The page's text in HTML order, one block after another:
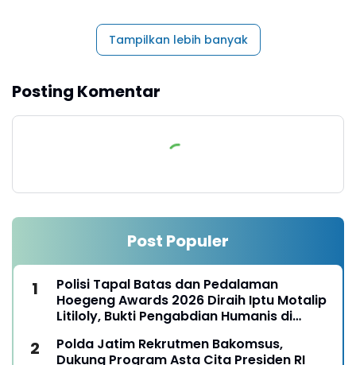
Tampilkan lebih banyak
Posting Komentar
Post Populer
Polisi Tapal Batas dan Pedalaman
Hoegeng Awards 2026 Diraih Iptu Motalip
Litiloly, Bukti Pengabdian Humanis di
Polda Jatim Rekrutmen Bakomsus,
Dukung Program Asta Cita Presiden RI